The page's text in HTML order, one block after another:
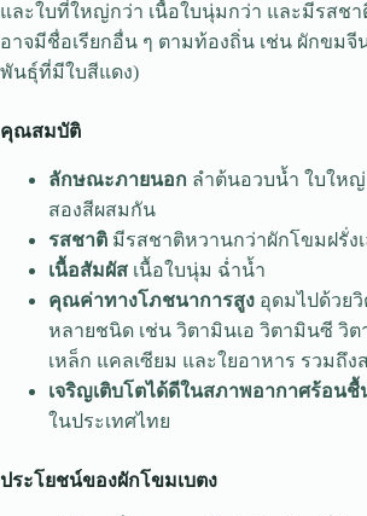
และใบที่ใหญ่กว่า เนื้อใบนุ่มกว่า และมีรสชา
อาจมีชื่อเรียกอื่น ๆ ตามท้องถิ่น เช่น ผักขมจี
พันธุ์ที่มีใบสีแดง)
คุณสมบัติ
ลักษณะภายนอก ลำต้นอวบน้ำ ใบให
สองสีผสมกัน
รสชาติ มีรสชาติหวานกว่าผักโขมฝรั่ง
เนื้อสัมผัส เนื้อใบนุ่ม ฉ่ำน้ำ
คุณค่าทางโภชนาการสูง อุดมไปด้วย
หลายชนิด เช่น วิตามินเอ วิตามินซี วิต
เหล็ก แคลเซียม และใยอาหาร รวมถึ
เจริญเติบโตได้ดีในสภาพอากาศร้อนชื้
ในประเทศไทย
ประโยชน์ของผักโขมเบตง